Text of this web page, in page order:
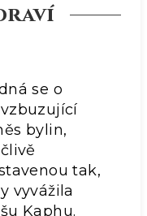
se o
bylin,
tak,
vyvážila
Kaphu.